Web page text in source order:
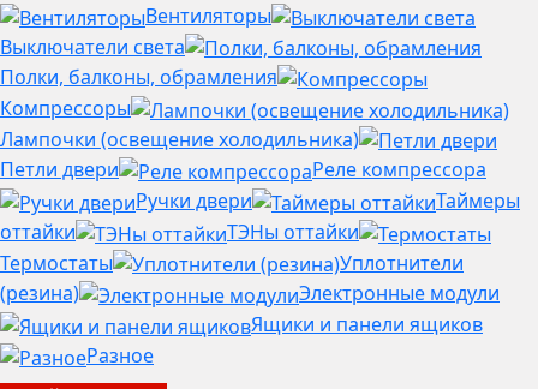
Вентиляторы
Выключатели света
Полки, балконы, обрамления
Компрессоры
Лампочки (освещение холодильника)
Петли двери
Реле компрессора
Ручки двери
Таймеры
оттайки
ТЭНы оттайки
Термостаты
Уплотнители
(резина)
Электронные модули
Ящики и панели ящиков
Разное